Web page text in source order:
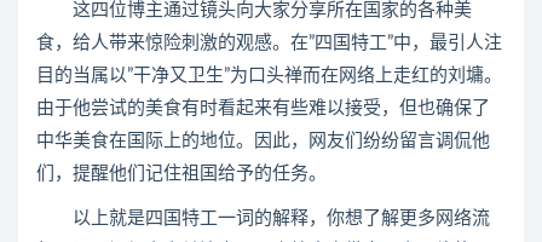
这四位博主通过镜头向大家分享所在国家的各种美
食，给人带来惊险刺激的观感。在”四国特工”中，最引人注
目的当属以”干净又卫生”为口头禅而在网络上走红的刘墉。
由于他尝试的美食有时看起来有些难以接受，但也确保了
中华美食在国际上的地位。因此，网友们纷纷留言调侃他
们，提醒他们记住祖国给予的任务。
以上就是四国特工一词的解释，你想了解更多网络流